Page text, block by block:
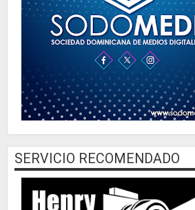
SERVICIO RECOMENDADO